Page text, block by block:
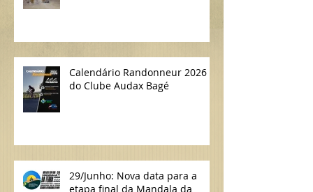
Calendário Randonneur 2026
do Clube Audax Bagé
29/Junho: Nova data para a
etapa final da Mandala da